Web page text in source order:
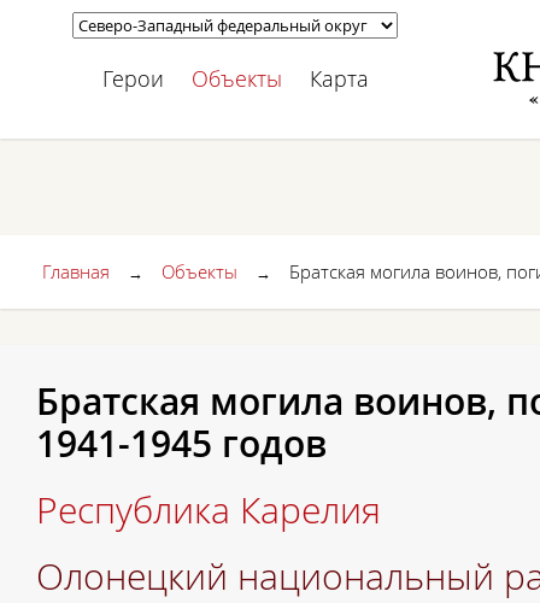
Герои Объекты Карта
Главная → Объекты → Братская могила воинов,
Братская могила воинов,
1941-1945 годов
Республика Карелия
Олонецкий национальный